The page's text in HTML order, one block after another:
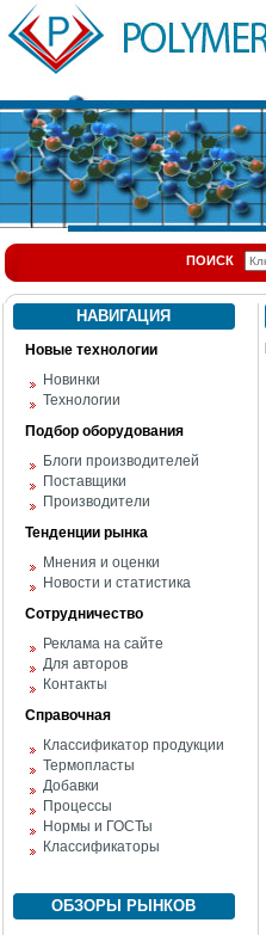
ПОИСК
НАВИГАЦИЯ
Новые технологии
Новинки
Технологии
Подбор оборудования
Блоги производителей
Поставщики
Производители
Тенденции рынка
Мнения и оценки
Новости и статистика
Сотрудничество
Реклама на сайте
Для авторов
Контакты
Справочная
Классификатор продукции
Термопласты
Добавки
Процессы
Нормы и ГОСТы
Классификаторы
ОБЗОРЫ РЫНКОВ